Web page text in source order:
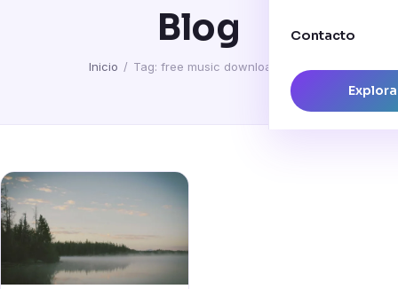
Contacto
Blog
Inicio / Tag: free music download legal